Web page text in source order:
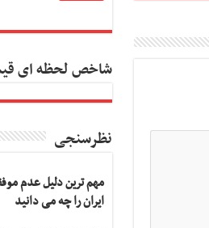
شاخص لحظه ای
نظرسنجی
مهم ترین دلیل عدم
ایران را چه می دانید